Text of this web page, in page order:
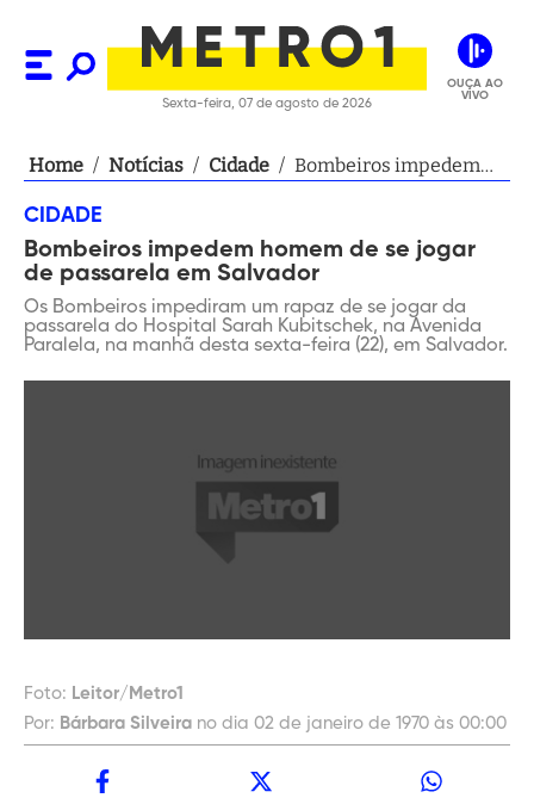
Sexta-feira, 07 de agosto de 2026
OUÇA AO
VIVO
Home / Notícias / Cidade / Bombeiros impedem
CIDADE
Bombeiros impedem homem de se jogar
de passarela em Salvador
Os Bombeiros impediram um rapaz de se jogar da
passarela do Hospital Sarah Kubitschek, na Avenida
Paralela, na manhã desta sexta-feira (22), em Salvador.
Foto: Leitor/Metro1
Por: Bárbara Silveira no dia 02 de janeiro de 1970 às 00:00